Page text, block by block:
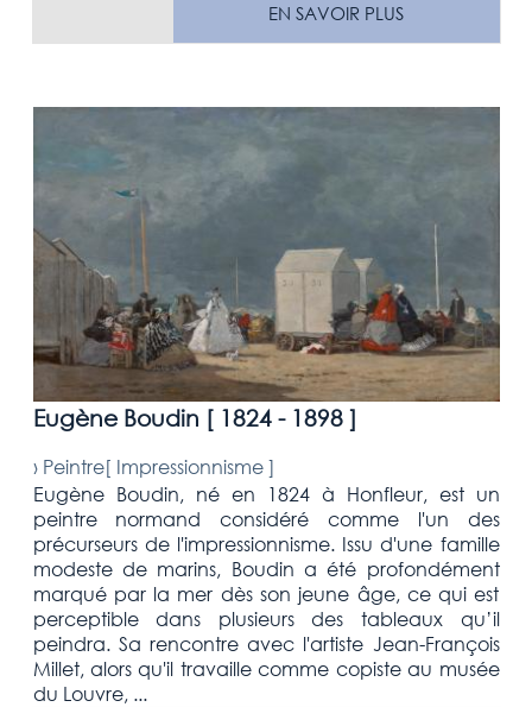
EN SAVOIR PLUS
Eugène Boudin [ 1824 - 1898]
› Peintre[ Impressionnisme]
Eugène Boudin, né en 1824 à Honfleur, est un
peintre normand considéré comme l'un des
précurseurs de l'impressionnisme. Issu d'une famille
modeste de marins, Boudin a été profondément
marqué par la mer dès son jeune âge, ce qui est
perceptible dans plusieurs des tableaux qu’il
peindra. Sa rencontre avec l'artiste Jean-François
Millet, alors qu'il travaille comme copiste au musée
du Louvre, ...